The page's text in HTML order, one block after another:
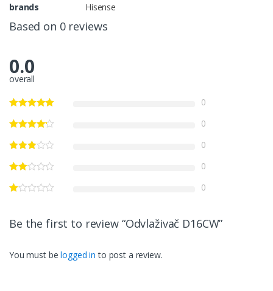
brands
Hisense
Based on 0 reviews
0.0
overall
0
0
0
0
0
Be the first to review “Odvlaživač D16CW”
You must belogged in to post a review.